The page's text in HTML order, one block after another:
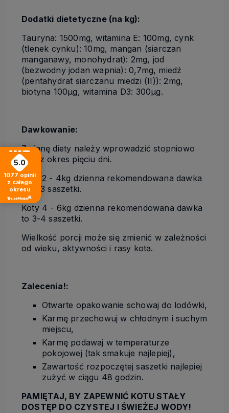
Dodatki dietetyczne (na kg):
Tauryna: 1500mg, witamina E: 100mg, cynk
(tlenek cynku): 10mg, mangan (siarczan
manganawy, monohydrat): 2mg, jod
(bezwodny jodan wapnia): 0,7mg, miedź
(pentahydrat siarczanu miedzi (II)): 2mg,
biotyna 100μg, witamina D3: 300μg.
Dawkowanie:
Zmianę diety należy wprowadzić stopniowo
przez okres pięciu dni.
Koty 2 - 4kg dzienna rekomendowana dawka
to 2-3 saszetki.
Koty 4 - 6kg dzienna rekomendowana dawka
to 3-4 saszetki.
Wielkość porcji może się zmienić w zależności
od wieku, aktywności i rasy kota.
Zalecenia!:
Otwarte opakowanie schowaj do lodówki,
Karmę przechowuj w chłodnym i suchym
miejscu,
Karmę podawaj w temperaturze
pokojowej (tak smakuje najlepiej),
Zawartość rozpoczętej saszetki najlepiej
zużyć w ciągu 48 godzin.
PAMIĘTAJ, BY ZAPEWNIĆ KOTU STAŁY
DOSTĘP DO CZYSTEJ I ŚWIEŻEJ WODY!
5.0
1077 opinii
z całego
okresu